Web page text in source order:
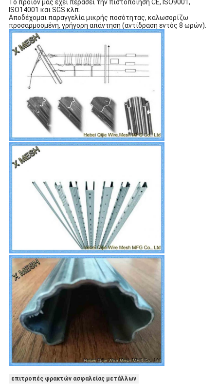
Το προϊόν μας έχει περάσει την πιστοποίηση CE, ISO9001,
ISO14001 και SGS κλπ.
Αποδέχομαι παραγγελία μικρής ποσότητας, καλωσορίζω
προσαρμοσμένη, γρήγορη απάντηση (αντίδραση εντός 8 ωρών).
επιτροπές φρακτών ασφαλείας μετάλλων